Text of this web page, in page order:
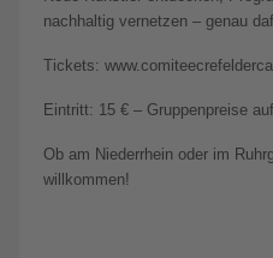
nachhaltig vernetzen – genau
Tickets:
Eintritt: 15 € – Gruppenpreise
Ob am Niederrhein oder im
willkommen!